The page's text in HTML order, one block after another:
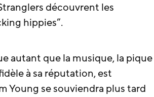
découvrent les
hippies”.
autant que la musique, la pique
à sa réputation, est
Young se souviendra plus tard